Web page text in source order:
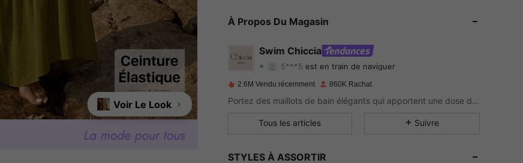
Voir Le Look
À Propos Du Magasin
Swim Chiccia
5***5est en train de naviguer
4.89 Evaluation 4KArticles 377KSuiveurs
4.89
2.6M Vendu récemment 860K Rachat
Portez des maillots de bain élégants qui apportent une dose de glamour classique sur la plage.
Tous les articles Suivre
STYLES À ASSORTIR